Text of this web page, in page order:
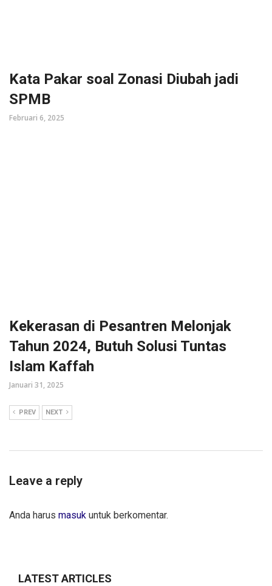
Kata Pakar soal Zonasi Diubah jadi
SPMB
Februari 6, 2025
Kekerasan di Pesantren Melonjak
Tahun 2024, Butuh Solusi Tuntas
Islam Kaffah
Januari 31, 2025
PREV NEXT
Leave a reply
Anda harus masuk untuk berkomentar.
LATEST ARTICLES